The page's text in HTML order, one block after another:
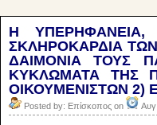
Η
ΣΚΛΗΡΟΚΑΡΔΙΑ
ΔΑΙΜΟΝΙΑ ΤΟΥΣ
ΚΥΚΛΩΜΑΤΑ ΤΗΣ
ΟΙΚΟΥΜΕΝΙΣΤΩΝ 2)
Posted by: Επίσκοπος on Αυγ